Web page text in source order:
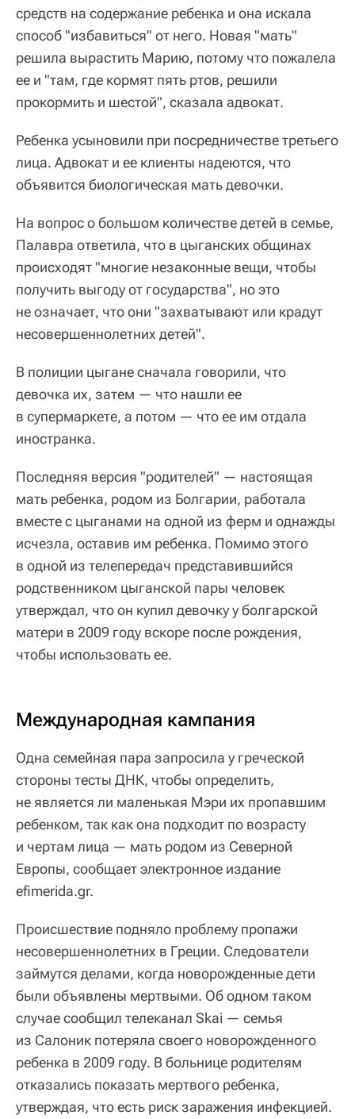
средств на содержание ребенка и она искала
способ "избавиться" от него. Новая "мать"
решила вырастить Марию, потому что пожалела
ее и "там, где кормят пять ртов, решили
прокормить и шестой", сказала адвокат.
Ребенка усыновили при посредничестве третьего
лица. Адвокат и ее клиенты надеются, что
объявится биологическая мать девочки.
На вопрос о большом количестве детей в семье,
Палавра ответила, что в цыганских общинах
происходят "многие незаконные вещи, чтобы
получить выгоду от государства", но это
не означает, что они "захватывают или крадут
несовершеннолетних детей".
В полиции цыгане сначала говорили, что
девочка их, затем — что нашли ее
в супермаркете, а потом — что ее им отдала
иностранка.
Последняя версия "родителей" — настоящая
мать ребенка, родом из Болгарии, работала
вместе с цыганами на одной из ферм и однажды
исчезла, оставив им ребенка. Помимо этого
в одной из телепередач представившийся
родственником цыганской пары человек
утверждал, что он купил девочку у болгарской
матери в 2009 году вскоре после рождения,
чтобы использовать ее.
Международная кампания
Одна семейная пара запросила у греческой
стороны тесты ДНК, чтобы определить,
не является ли маленькая Мэри их пропавшим
ребенком, так как она подходит по возрасту
и чертам лица — мать родом из Северной
Европы, сообщает электронное издание
efimerida.gr.
Происшествие подняло проблему пропажи
несовершеннолетних в Греции. Следователи
займутся делами, когда новорожденные дети
были объявлены мертвыми. Об одном таком
случае сообщил телеканал Skai — семья
из Салоник потеряла своего новорожденного
ребенка в 2009 году. В больнице родителям
отказались показать мертвого ребенка,
утверждая, что есть риск заражения инфекцией.